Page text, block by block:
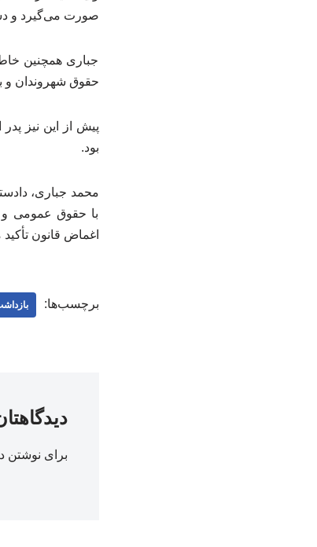
صورت می‌گیرد و
جباری همچنین
حقوق شهروندان و
پیش از این نیز
بود.
محمد جباری،
با حقوق عمومی و
اغماض قانون
برچسب‌ها:
برای نوشتن